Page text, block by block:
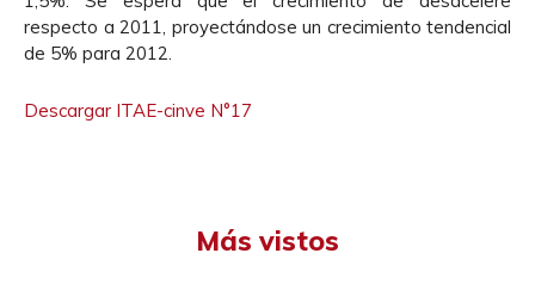
respecto a 2011, proyectándose un crecimiento tendencial
de 5% para 2012.
Descargar ITAE-cinve N°17
Más vistos